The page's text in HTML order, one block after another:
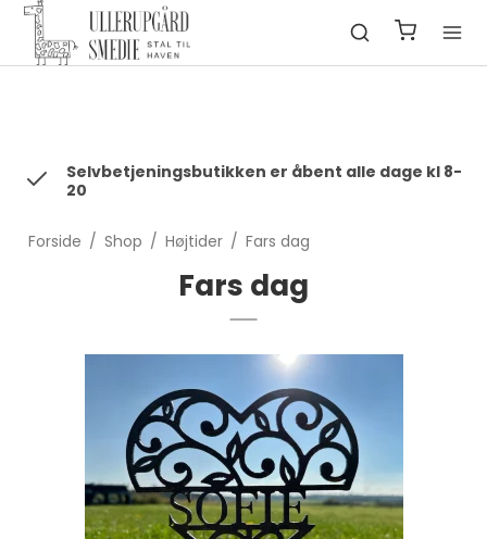
fbq('init', '1322550991547406', { em: 'email@email.com', //
Values will be hashed automatically by the pixel using SHA-256
ph: '1234567890', ... });
Selvbetjeningsbutikken er åbent alle dage kl 8-
20
Forside / Shop / Højtider / Fars dag
Fars dag